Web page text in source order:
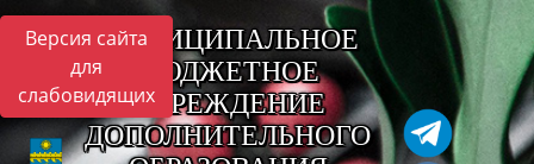
Версия сайта
для
слабовидящих
МУНИЦИПАЛЬНОЕ
БЮДЖЕТНОЕ
УЧРЕЖДЕНИЕ
ДОПОЛНИТЕЛЬНОГО